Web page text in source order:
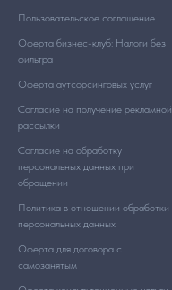
Пользовательское соглашение
Оферта бизнес-клуб: Налоги без
фильтра
Оферта аутсорсинговых услуг
Согласие на получение рекламной
рассылки
Согласие на обработку
персональных данных при
обращении
Политика в отношении обработки
персональных данных
Оферта для договора с
самозанятым